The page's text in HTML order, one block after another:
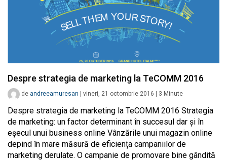
Despre strategia de marketing la TeCOMM 2016
de andreeamuresan vineri, 21 octombrie 2016 3 Minute
Despre strategia de marketing la TeCOMM 2016 Strategia
de marketing: un factor determinant în succesul dar și în
eșecul unui business online Vânzările unui magazin online
depind în mare măsură de eficiența campaniilor de
marketing derulate. O campanie de promovare bine gândită